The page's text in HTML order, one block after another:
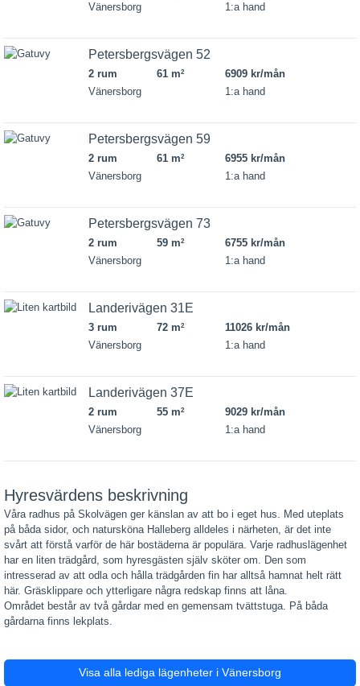
Vänersborg
1:a hand
Petersbergsvägen 52
2 rum 61 m2
6909 kr/mån
Vänersborg
1:a hand
Petersbergsvägen 59
2 rum 61 m2
6955 kr/mån
Vänersborg
1:a hand
Petersbergsvägen 73
2 rum 59 m2
6755 kr/mån
Vänersborg
1:a hand
Landerivägen 31E
3 rum 72 m2
11026 kr/mån
Vänersborg
1:a hand
Landerivägen 37E
2 rum 55 m2
9029 kr/mån
Vänersborg
1:a hand
Hyresvärdens beskrivning
Våra radhus på Skolvägen ger känslan av att bo i eget hus. Med uteplats
på båda sidor, och natursköna Halleberg alldeles i närheten, är det inte
svårt att förstå varför de här bostäderna är populära. Varje radhuslägenhet
har en liten trädgård, som hyresgästen själv sköter om. Den som
intresserad av att odla och hålla trädgården fin har alltså hamnat helt rätt
här. Gräsklippare och ytterligare några redskap finns att låna.
Området består av två gårdar med en gemensam tvättstuga. På båda
gårdarna finns lekplats.
Visa alla lediga lägenheter i Vänersborg